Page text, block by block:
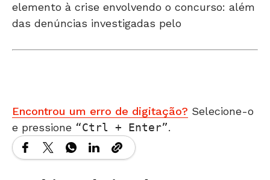
elemento à crise envolvendo o concurso: além
das denúncias investigadas pelo
Encontrou um erro de digitação? Selecione-o
e pressione
Ctrl + Enter .